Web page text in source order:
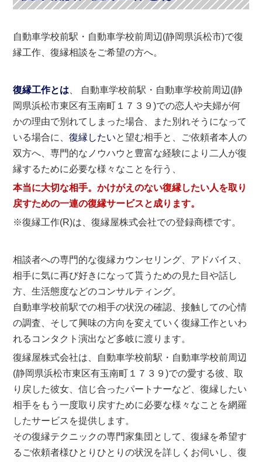
自動車学校前駅・自動車学校前周辺(静岡県浜松市)で復
縁工作、復縁相談をご希望の方へ。
復縁工作とは 、 自動車学校前駅・自動車学校前周辺(静
岡県浜松市東区有玉南町１７３９)での恋人や夫婦が何
かの理由で別れてしまった場合、また別れそうになって
いる場合に、復縁したいと望む相手と、ご依頼者本人の
双方へ、専門的なノウハウと豊富な経験により二人が復
縁するために必要な様々なことを行う、
本当に大切な相手。かけがえのない復縁したい人を取り
戻すための一連の復縁サービスと成ります。
※復縁工作(R)は、復縁屋株式会社での登録商標です。
相談者への専門的な復縁カウンセリング、アドバイス、
相手に気に再び好きになって貰うための見た目や話し
方、生活態度などのコンサルティング。
自動車学校前駅での相手の状況の確認、接触しての心情
の調査、そして興味の方向を変えていく復縁工作といわ
れるコンタクト演出など多岐に渡ります。
復縁屋株式会社は、自動車学校前駅・自動車学校前周辺
(静岡県浜松市東区有玉南町１７３９)での愛する彼、取
り戻した彼女、信じ合ったパートナーなど、復縁したい
相手をもう一度取り戻すために必要な様々なことを網羅
したサービスを提供します。
その復縁テクニックの専門家集団として、復縁を希望す
るご依頼者様ひとりひとりの状況を詳しくお伺いし、復